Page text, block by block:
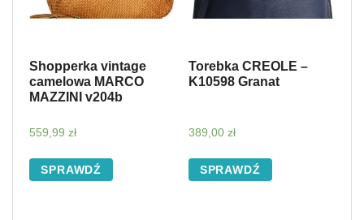
Shopperka vintage
camelowa MARCO
MAZZINI v204b
559,99 zł
SPRAWDŹ
Torebka CREOLE –
K10598 Granat
389,00 zł
SPRAWDŹ